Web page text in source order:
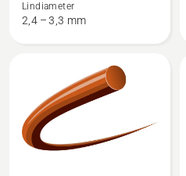
Trimmerlina
Opti
Lindiameter
2,4 – 3,3 mm